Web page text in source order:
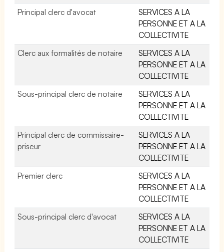
Principal clerc d'avocat
SERVICES A LA
PERSONNE ET A LA
COLLECTIVITE
Clerc aux formalités de notaire
SERVICES A LA
PERSONNE ET A LA
COLLECTIVITE
Sous-principal clerc de notaire
SERVICES A LA
PERSONNE ET A LA
COLLECTIVITE
Principal clerc de commissaire-
priseur
SERVICES A LA
PERSONNE ET A LA
COLLECTIVITE
Premier clerc
SERVICES A LA
PERSONNE ET A LA
COLLECTIVITE
Sous-principal clerc d'avocat
SERVICES A LA
PERSONNE ET A LA
COLLECTIVITE